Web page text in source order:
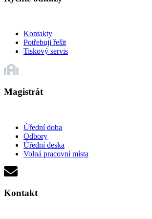
Kontakty
Potřebuji řešit
Tiskový servis
Magistrát
Úřední doba
Odbory
Úřední deska
Volná pracovní místa
Kontakt